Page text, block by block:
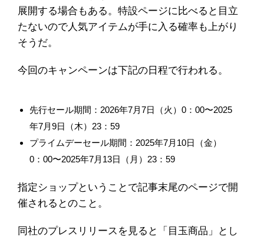
展開する場合もある。特設ページに比べると目立
たないので人気アイテムが手に入る確率も上がり
そうだ。
今回のキャンペーンは下記の日程で行われる。
先行セール期間：2026年7月7日（火）0：00〜2025
年7月9日（木）23：59
プライムデーセール期間：2025年7月10日（金）
0：00〜2025年7月13日（月）23：59
指定ショップということで記事末尾のページで開
催されるとのこと。
同社のプレスリリースを見ると「目玉商品」とし